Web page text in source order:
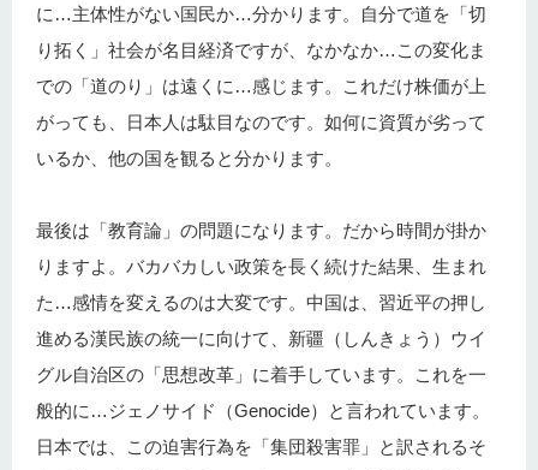
に…主体性がない国民か…分かります。自分で道を「切
り拓く」社会が名目経済ですが、なかなか…この変化ま
での「道のり」は遠くに…感じます。これだけ株価が上
がっても、日本人は駄目なのです。如何に資質が劣って
いるか、他の国を観ると分かります。
最後は「教育論」の問題になります。だから時間が掛か
りますよ。バカバカしい政策を長く続けた結果、生まれ
た…感情を変えるのは大変です。中国は、習近平の押し
進める漢民族の統一に向けて、新疆（しんきょう）ウイ
グル自治区の「思想改革」に着手しています。これを一
般的に…ジェノサイド（Genocide）と言われています。
日本では、この迫害行為を「集団殺害罪」と訳されるそ